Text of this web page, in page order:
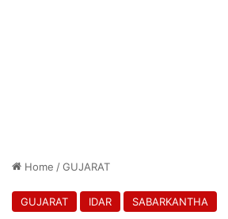
Home /GUJARAT
GUJARAT IDAR SABARKANTHA